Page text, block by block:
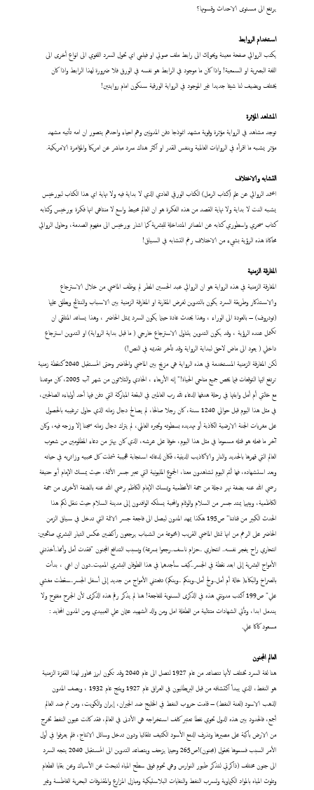
يرتفع الى مستوى الاحداث وقسوتها؟
استخدام الروابط
يكتب الروائي صفحة معينة ويحولك الى رابط ملف صوتي او فيلمي اي تحول السرد اللغوي الى انواع أخرى الى
اللغة البصرية او السمعية! واذا كان ما موجود في الرابط هو نفسه في الورق فلا ضرورة لهذا الرابط واذا كان
يختلف ويضيف لنا شيئا جديدا غير الموجود في الرواية الورقية سنكون امام روايتين!
المشاهد المؤثرة
توجد مشاهد في الرواية مؤثرة وقوية مشهد انموذجا دفن المدونين وهم احياء واحدهم يتصور ان امه تأتيه مشهد
مؤثر يشبه ما اقرأه في الروايات العالمية وبنفس القدر او اكثر هناك سرد مباشر عن امريكا والمؤامرة الامريكية.
التشابه والاختلاف
اعتمد الروائي عن علم (كتاب الرمل) الكتاب الورقي العادي الذي لا بداية فيه ولا نهاية اي هذا الكتاب لبورخيس
يشبه النت لا بداية ولا نهاية القصد من هذه الفكرة هو ان العالم محيط واسع لا منتاهي انها فكرة بورخيس وكتابه
كتاب سحري واسطوري كتابه عن المصائر المتداخلة للبشرية كما اشار بورخيس الى مفهوم الصدمة، وحاول الروائي
محاكاة هذه الرؤية بشيء من الاختلاف رغم التشابه في السياق!
المفارقة الزمنية
المفارقة الزمنية في هذه الرواية هو ان الروائي عبد الحسين المطر لم يوظف الماضي من خلال الاسترجاع
والاستذكار وطريقة السرد يكون بالتدوين لفرض المقارنة او المفارقة الزمنية بين الاسباب والنتائج ويطلق عليها
(تودروف) – بالعودة الى الوراء ، وهذا يحدث عادة حينما يكون السرد يمثل الحاضر ، وهذا يساعد المتلقي ان
تكتمل عنده الرؤية ، وقد يكون التدوين يتناول الاسترجاع خارجي ( ما قبل بداية الرواية) او التدوين استرجاع
داخلي ( يعود الى ماض لاحق لبداية الرواية وقد تأخر تقديمه في النص!)
لكن المفارقة الزمنية المستخدمة في هذه الرواية هي مزيج بين الماضي والحاضر وحتى المستقبل 2040 كنقطة زمنية
ترتفع اليها التوقعات فيما يخص جميع مناحي الحياة!" إنه الأربعاء ، الحادي والثلاثون من شهر آب 2005، كان موعدنا
مع خالتي أم أمل وابنتها في رحلة هدفها الدعاء لله رب العالمين في البقعة المباركة التي دفن فيها أحد أولياءه الصالحين،
في مثل هذا اليوم قبل حوالي 1240 سنة، كان رجلا صالحا، لم يصالح دجال زمانه الذي حاول ترغيبه بالحصول
على مغريات الجنة الارضية الكاذبة أو تهديده بسطوته وتجبره العالمي، لم يترك دجال زمانه سجنا إلا وزجه فيه، وكان
آخر ما فعله هو قتله مسموما في مثل هذا اليوم، خوفا على عرشه، الذي كان يهتز من دعاء المظلومين من شعوب
العالم التي قهرها بالحديد والنار والاكاذيب الدينية، فكان لدعائه استجابة عجيبة شملت كل محبيه وزائريه في حياته
وبعد استشهاده، فها أنتم اليوم تشاهدون معنا، الجموع المليونية التي تعبر جسر الأئمة، حيث يمسك الإمام أبو حنيفة
رضي الله عنه بضفة نهر دجلة من جهة الأعظمية ويمسك الإمام الكاظم رضي الله عنه بالضفة الأخرى من جهة
الكاظمية، وبينهما يمتد جسر من السلام والوئام والمحبة يسلكه الوافدون إلى مدينة السلام حيث ننقل لكم هذا
الحدث الكبير من قناتنا" ص195 هكذا يمهد المدون ليصل الى فاجعة جسر الائمة التي تدخل في سياق الزمن
الحاضر على الرغم من انها تمثل الماضي القريب (مجموعة من الشباب يرجعون راكضين عكس التيار البشري صائحين:
انتحاري راح يفجر نفسه.. انتحاري ..حزام ناسف..رجعوا بسرعة) وبسبب التدافع المجنون "فقدت أمل وأمها..أخذتني
الأمواج البشرية إلى ابعد نقطة في الجسر..كيف سأجدهما في هذا الطوفان البشري المميت..دون ان اعي ، بدأت
بالصراخ والبكاء( خالة أم أمل..ولج أمل..وينكم ..وينكم) دفعتني الأمواج من جديد إلى أسفل الجسر..سقطت مغشي
علي" ص199 اكتب مدونتي هذه في الذكرى السنوية للفاجعة! هنا لم يذكر رقم هذه الذكرى لأن الجرح مفتوح ولا
يندمل ابدا، وتأتي الشهادات متتالية من الطفلة امل ومن والد الشهيد عثمان علي العبيدي ومن المدون المحايد :
مسعود كاكا علي.
العالم المجنون
هنا لغة السرد تختلف لأنها تتصاعد من عام 1927 لتصل الى عام 2040 وقد تكون ابرز محاور لهذا القفزة الزمنية
هو النفط، الذي يبدأ اكتشافه من قبل البريطانيون في العراق عام 1927 وينتج عام 1932 ، ويصف المدون
الذهب الاسود (لعنة النفط) – قامت حروب النفط في الخليج ضد الجيران، إيران والكويت، ومن ثم ضد العالم
أجمع، فالحدود بين هذه الدول تحوي نفطا تعتبر كلف استخراجه هي الأدنى في العالم، فقد كانت عيون النفط تخرج
من الارض باكية على مصيرها وتذرف الدمع الأسود الكثيف تلقائيا ودون تدخل وسائل الانتاج، فلم يعرفوا في أول
الأمر السبب فسموها بحقول (مجنون)!ص265 وحينما يزحف ويتصاعد التدوين الى المستقبل 2040 يتجه السرد
الى جنون مختلف (ذاكرتي لتذكر طيور النوارس وهي تحوم فوق سطح المياه لتبحث عن الأسماك وعن بقايا الطعام
وتلوث المياه بالمواد الكيماوية وتسرب النفط والنفايات البلاستيكية ومبازل المزارع والمقذوفات البحرية الغاطسة وغير